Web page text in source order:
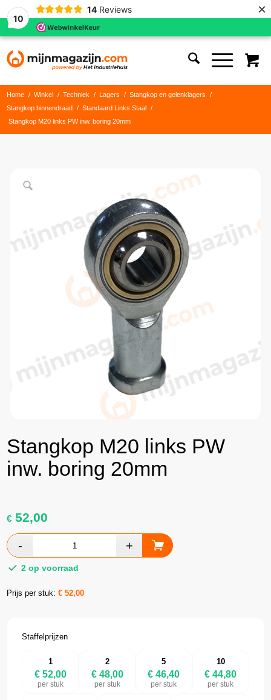
10
14 Reviews ×
Home / Winkel / Techniek / Lagers / Stangkop en gelenklagers
/
Stangkop binnendraad
/ Standaard Links Staal
/
Stangkop M20 links PW inw. boring 20mm
Stangkop M20 links PW
inw. boring 20mm
€ 52,00
2 op voorraad
Prijs per stuk:€52,00
Staffelprijzen
1
€ 52,00
per stuk
2
€ 48,00
per stuk
5
€ 46,40
per stuk
10
€ 44,80
per stuk